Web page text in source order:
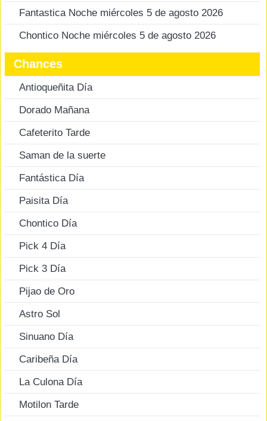
Fantastica Noche miércoles 5 de agosto 2026
Chontico Noche miércoles 5 de agosto 2026
Chances
Antioqueñita Día
Dorado Mañana
Cafeterito Tarde
Saman de la suerte
Fantástica Día
Paisita Día
Chontico Día
Pick 4 Día
Pick 3 Día
Pijao de Oro
Astro Sol
Sinuano Día
Caribeña Día
La Culona Día
Motilon Tarde